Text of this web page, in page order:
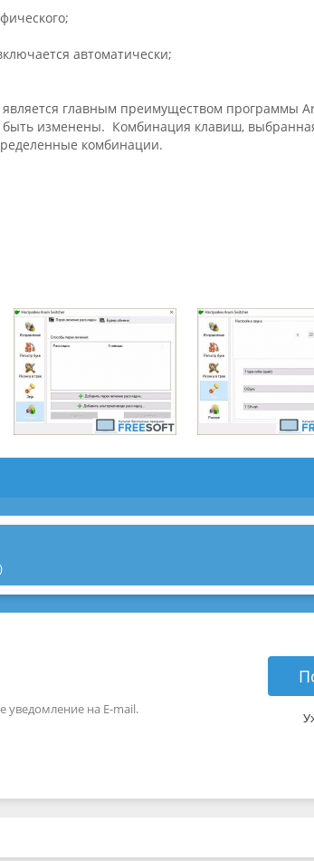
автоматически;
главным преимуществом программы
быть изменены. Комбинация клавиш,
комбинации.
на E-mail.